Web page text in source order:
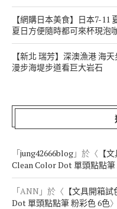
【網購日本美食】日本7-
夏日方便隨時都可來杯現泡
【新北 瑞芳】深澳漁港 海
漫步海堤步道看巨大岩石
「jung42666blog 」於〈 【
Clean Color Dot 單頭點點筆
「ANN 」於〈 【文具開箱
Dot 單頭點點筆 粉彩色 6色